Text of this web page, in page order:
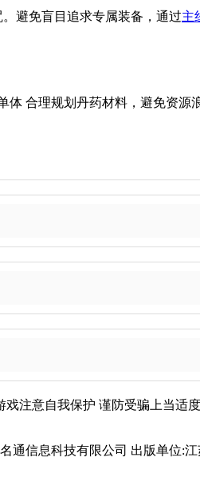
避免盲目追求专属装备，通过主
体 合理规划丹药材料，避免资源
戏注意自我保护 谨防受骗上当适
通信息科技有限公司 出版单位: